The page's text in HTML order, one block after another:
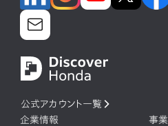
公式アカウント一覧
企業情報
事業